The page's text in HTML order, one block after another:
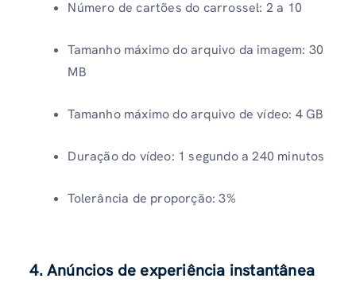
Número de cartões do carrossel: 2 a 10
Tamanho máximo do arquivo da imagem: 30
MB
Tamanho máximo do arquivo de vídeo: 4 GB
Duração do vídeo: 1 segundo a 240 minutos
Tolerância de proporção: 3%
4. Anúncios de experiência instantânea